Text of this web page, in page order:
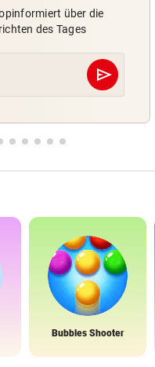
über die
des Tages
send
Abschicken
Bubbles Shooter